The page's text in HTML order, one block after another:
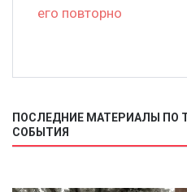
его повторно
ПОСЛЕДНИЕ МАТЕРИАЛЫ ПО
СОБЫТИЯ